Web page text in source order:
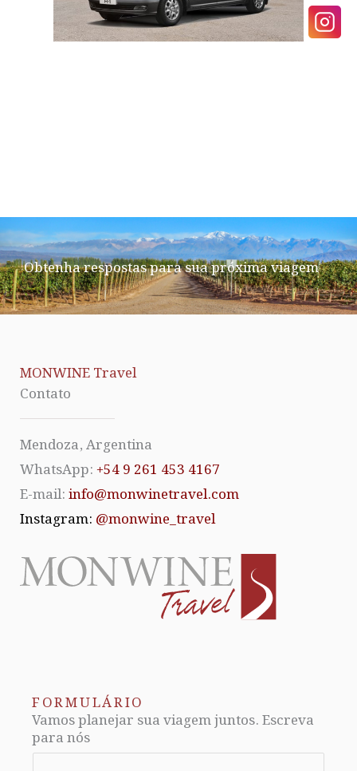
Obtenha respostas para sua próxima viagem
MONWINE Travel
Contato
Mendoza, Argentina
WhatsApp:+54 9 261 453 4167
E-mail:info@monwinetravel.com
Instagram:@monwine_travel
FORMULÁRIO
Vamos planejar sua viagem juntos. Escreva
para nós